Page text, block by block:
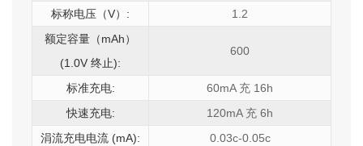
标称电压（V）:
1.2
额定容量（mAh）
(1.0V 终止):
600
标准充电:
60mA 充 16h
快速充电:
120mA 充 6h
涓流充电电流 (mA):
0.03c-0.05c